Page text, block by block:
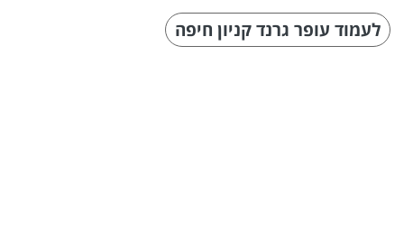
לעמוד עופר גרנד קניון חיפה